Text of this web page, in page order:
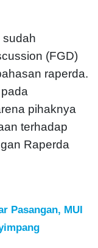
sudah
(FGD)
raperda.
pihaknya
terhadap
Raperda
Pasangan, MUI